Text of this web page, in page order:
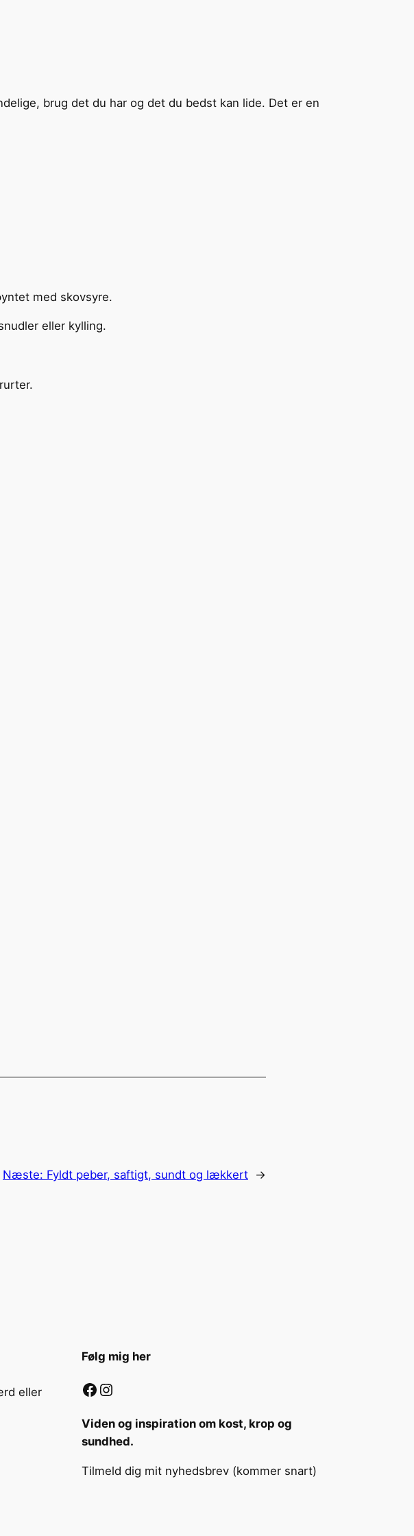
brug det du har og det du bedst kan lide. Det er en
med skovsyre.
eller kylling.
Næste: Fyldt peber, saftigt, sundt og lækkert →
eller
Følg mig her
Facebook Instagram
Viden og inspiration om kost, krop og
sundhed.
Tilmeld dig mit nyhedsbrev (kommer snart)